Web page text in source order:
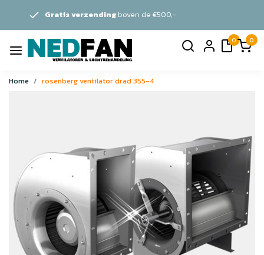
boven de €500,-
0 0
Home rosenberg ventilator drad 355-4